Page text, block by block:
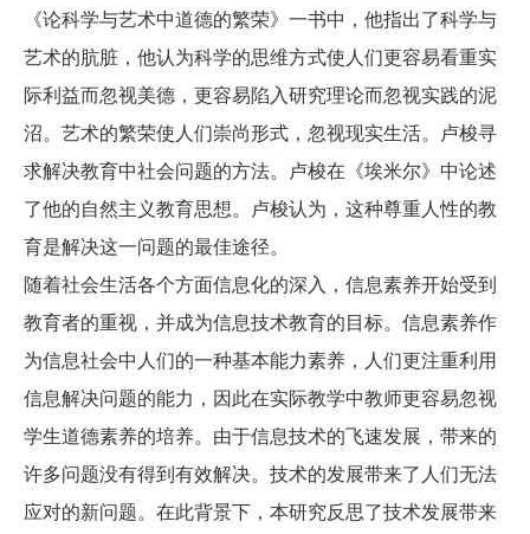
《论科学与艺术中道德的繁荣》一书中，他指出了科学与
艺术的肮脏，他认为科学的思维方式使人们更容易看重实
际利益而忽视美德，更容易陷入研究理论而忽视实践的泥
沼。艺术的繁荣使人们崇尚形式，忽视现实生活。卢梭寻
求解决教育中社会问题的方法。卢梭在《埃米尔》中论述
了他的自然主义教育思想。卢梭认为，这种尊重人性的教
育是解决这一问题的最佳途径。
随着社会生活各个方面信息化的深入，信息素养开始受到
教育者的重视，并成为信息技术教育的目标。信息素养作
为信息社会中人们的一种基本能力素养，人们更注重利用
信息解决问题的能力，因此在实际教学中教师更容易忽视
学生道德素养的培养。由于信息技术的飞速发展，带来的
许多问题没有得到有效解决。技术的发展带来了人们无法
应对的新问题。在此背景下，本研究反思了技术发展带来